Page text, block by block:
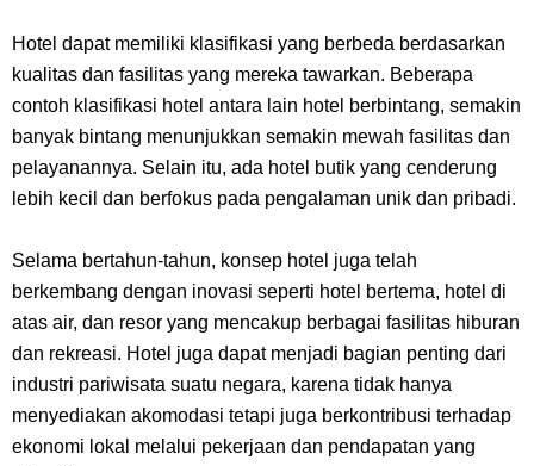
Lakukan Sendiri
7 Fakta Gaban One Piece, Orang Yang Telah Memberikan Kunci Borgol
Milik Loki
Profil Slamet Rahardjo, Aktor Dengan Peran Penting Dalam Perfilman
Indonesia
Resep Roti Panggang, Sangat Mudah Untuk Menjadi Cemilan
Bersama Keluarga
Hotel dapat memiliki klasifikasi yang berbeda berdasarkan
kualitas dan fasilitas yang mereka tawarkan. Beberapa
contoh klasifikasi hotel antara lain hotel berbintang, semakin
banyak bintang menunjukkan semakin mewah fasilitas dan
pelayanannya. Selain itu, ada hotel butik yang cenderung
lebih kecil dan berfokus pada pengalaman unik dan pribadi.
Selama bertahun-tahun, konsep hotel juga telah
berkembang dengan inovasi seperti hotel bertema, hotel di
atas air, dan resor yang mencakup berbagai fasilitas hiburan
dan rekreasi. Hotel juga dapat menjadi bagian penting dari
industri pariwisata suatu negara, karena tidak hanya
menyediakan akomodasi tetapi juga berkontribusi terhadap
ekonomi lokal melalui pekerjaan dan pendapatan yang